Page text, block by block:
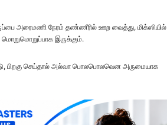
அரைமணி நேரம் தண்ணீரில் ஊற வைத்து, மிக்ஸியில்
மொறுமொறுப்பாக இருக்கும்.
பிறகு செய்தால் அல்வா பொலபொலவென அருமையாக